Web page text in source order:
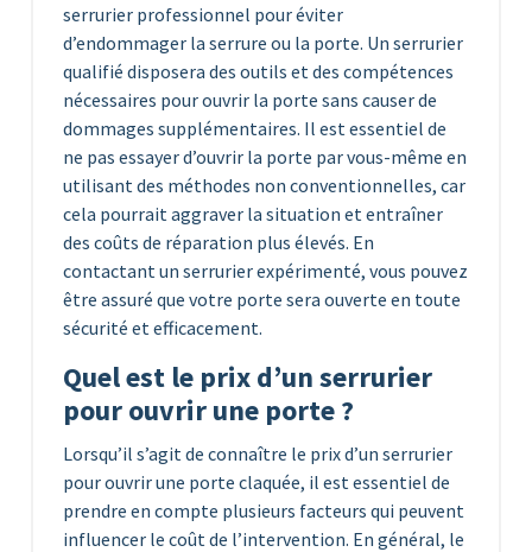
serrurier professionnel pour éviter
d’endommager la serrure ou la porte. Un serrurier
qualifié disposera des outils et des compétences
nécessaires pour ouvrir la porte sans causer de
dommages supplémentaires. Il est essentiel de
ne pas essayer d’ouvrir la porte par vous-même en
utilisant des méthodes non conventionnelles, car
cela pourrait aggraver la situation et entraîner
des coûts de réparation plus élevés. En
contactant un serrurier expérimenté, vous pouvez
être assuré que votre porte sera ouverte en toute
sécurité et efficacement.
Quel est le prix d’un serrurier
pour ouvrir une porte ?
Lorsqu’il s’agit de connaître le prix d’un serrurier
pour ouvrir une porte claquée, il est essentiel de
prendre en compte plusieurs facteurs qui peuvent
influencer le coût de l’intervention. En général, le